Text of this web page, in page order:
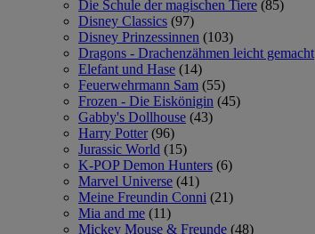
Die Schule der magischen Tiere (85)
Disney Classics (97)
Disney Prinzessinnen (103)
Dragons - Drachenzähmen leicht gemacht
Elefant und Hase (14)
Feuerwehrmann Sam (55)
Frozen - Die Eiskönigin (45)
Gabby's Dollhouse (43)
Harry Potter (96)
Jurassic World (15)
K-POP Demon Hunters (6)
Marvel Universe (41)
Meine Freundin Conni (21)
Mia and me (11)
Mickey Mouse & Freunde (48)